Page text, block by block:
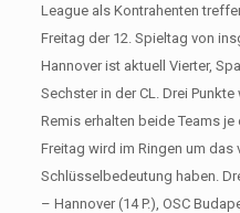
League als Kontrahenten
Freitag der 12. Spieltag von
Hannover ist aktuell Vierter,
Sechster in der CL. Drei
Remis erhalten beide Teams
Freitag wird im Ringen um das
Schlüsselbedeutung haben.
– Hannover (14 P.), OSC